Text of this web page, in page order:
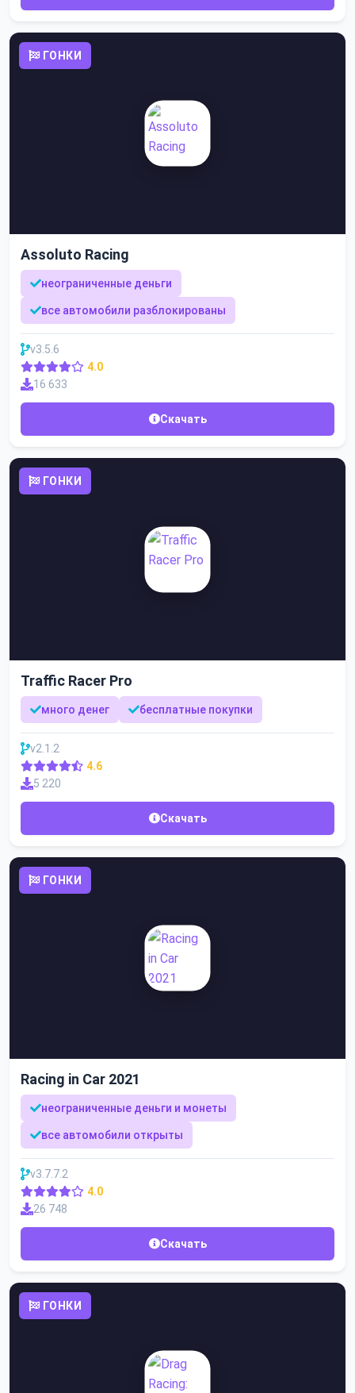
ГОНКИ
Assoluto Racing
неограниченные деньги
все автомобили разблокированы
v3.5.6
4.0
16 633
Скачать
ГОНКИ
Traffic Racer Pro
много денег бесплатные покупки
v2.1.2
4.6
5 220
Скачать
ГОНКИ
Racing in Car 2021
неограниченные деньги и монеты
все автомобили открыты
v3.7.7.2
4.0
26 748
Скачать
ГОНКИ